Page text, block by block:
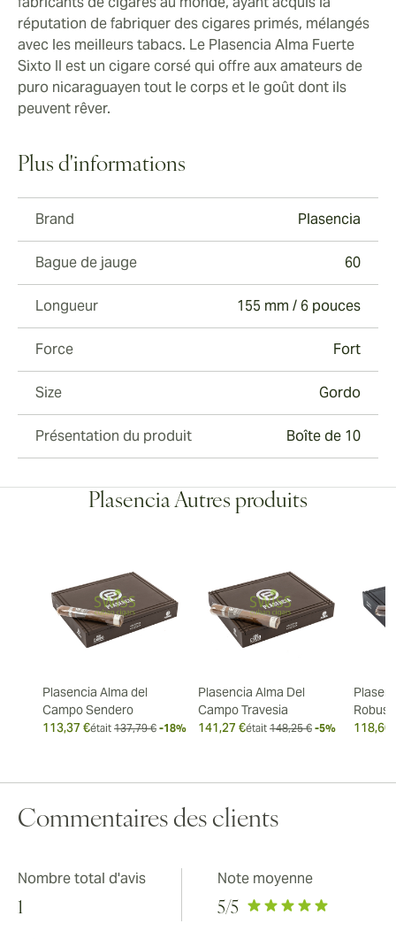
réputation de fabriquer des cigares primés, mélangés
avec les meilleurs tabacs. Le Plasencia Alma Fuerte
Sixto II est un cigare corsé qui offre aux amateurs de
puro nicaraguayen tout le corps et le goût dont ils
peuvent rêver.
Plus d'informations
Brand Plasencia
Bague de jauge 60
Longueur 155 mm / 6 pouces
Force Fort
Size Gordo
Présentation du produit Boîte de 10
Plasencia Autres produits
Plasencia Alma del
Campo Sendero
113,37 €était 137,79 € -18%
Plasencia Alma Del
Campo Travesia
141,27 €était 148,25 € -5%
118,60
Commentaires des clients
Nombre total d'avis
1
Note moyenne
5/5